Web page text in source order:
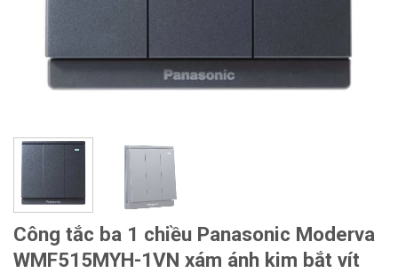
Công tắc ba 1 chiều Panasonic Moderva
WMF515MYH-1VN xám ánh kim bắt vít